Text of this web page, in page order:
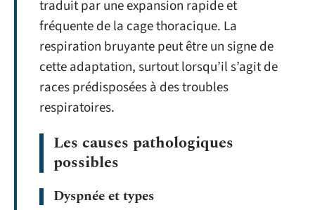
traduit par une expansion rapide et
fréquente de la cage thoracique. La
respiration bruyante peut être un signe de
cette adaptation, surtout lorsqu’il s’agit de
races prédisposées à des troubles
respiratoires.
Les causes pathologiques
possibles
Dyspnée et types